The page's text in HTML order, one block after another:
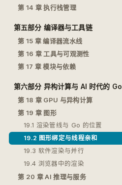
第 14 章 执行栈管理
第五部分 编译器与工具链
第 15 章 编译器流水线
第 16 章 工具与可观测性
第 17 章 模块与依赖
第六部分 异构计算与 AI 时代的 Go
第 18 章 GPU 与异构计算
第 19 章 图形
19.1 渲染管线与 Go 的位置
19.2 图形绑定与线程亲和
19.3 软件渲染与并行
19.4 浏览器中的渲染
第 20 章 AI 推理与服务